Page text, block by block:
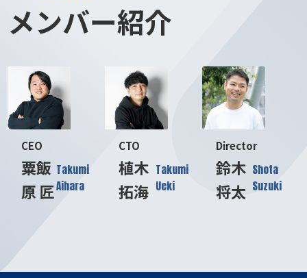
メンバー紹介
CEO
粟飯
原 匠
Takumi
Aihara
CTO
植木
拓海
Takumi
Ueki
Director
鈴木
将太
Shota
Suzuki